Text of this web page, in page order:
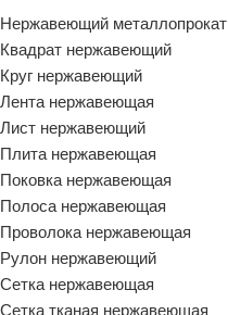
Нержавеющий металлопрокат
Квадрат нержавеющий
Круг нержавеющий
Лента нержавеющая
Лист нержавеющий
Плита нержавеющая
Поковка нержавеющая
Полоса нержавеющая
Проволока нержавеющая
Рулон нержавеющий
Сетка нержавеющая
Сетка тканая нержавеющая